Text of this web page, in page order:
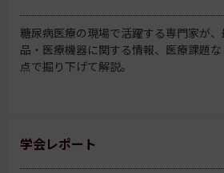
糖尿病医療の現場で活躍する専門家が
品・医療機器に関する情報、医療課題
点で掘り下げて解説。
学会レポート